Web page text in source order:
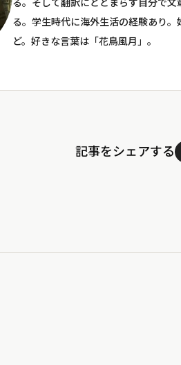
る。そして翻訳にとどまらず自分で
る。学生時代に海外生活の経験あり
ど。好きな言葉は「花鳥風月」。
記事をシェアする